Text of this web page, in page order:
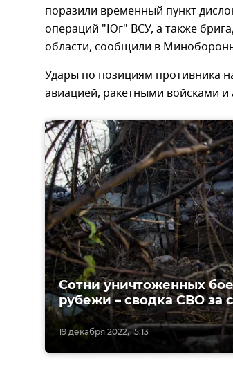
поразили временный пункт
операций "Юг" ВСУ, а также
области, сообщили в
Удары по позициям противника
авиацией, ракетными войсками и
19 декабря 2022, 15:13
Сотни уничтоженных
рубежи – сводка СВО за